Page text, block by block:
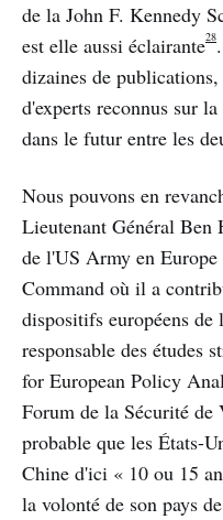
de la John F. Kennedy
est elle aussi éclairante28
dizaines de
d'experts reconnus sur
dans le futur entre les
Nous pouvons en
Lieutenant Général Ben
de l'US Army en
Command où il a
dispositifs européens
responsable des études
for European Policy
Forum de la Sécurité de
probable que les États-
Chine d'ici « 10 ou 15
la volonté de son pays